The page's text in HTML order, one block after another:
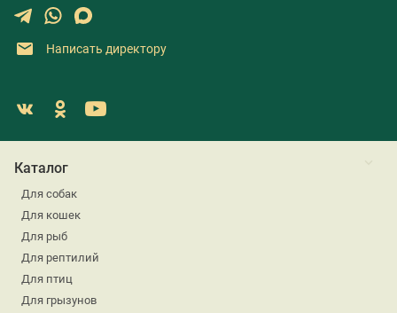
Написать директору
Каталог
Для собак
Для кошек
Для рыб
Для рептилий
Для птиц
Для грызунов